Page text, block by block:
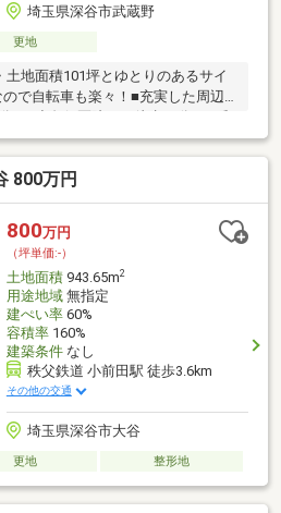
埼玉県深谷市武蔵野
更地
地面積101坪とゆとりのあるサイ
で自転車も楽々！■充実した周辺
の不動産部門です。大正3年に創
す。不動産から注文住宅・リフォ
マンションのご紹介、さらには土
お付き合いが出来るよう誠心誠意
800万円
800万円
（坪単価:-）
土地面積943.65m2
用途地域無指定
建ぺい率60%
容積率160%
建築条件なし
秩父鉄道 小前田駅 徒歩3.6km
その他の交通
埼玉県深谷市大谷
更地 整形地